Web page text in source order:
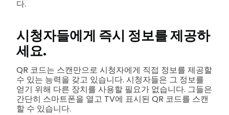
다.
시청자들에게 즉시 정보를 제공하
세요.
QR 코드는 스캔만으로 시청자에게 직접 정보를 제공할
수 있는 능력을 갖고 있습니다. 시청자들은 그 정보를
얻기 위해 다른 장치를 사용할 필요가 없습니다. 그들은
간단히 스마트폰을 열고 TV에 표시된 QR 코드를 스캔
할 수 있습니다.